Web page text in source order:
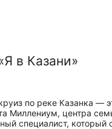
в Казани»
по реке Казанка
Миллениум, центра
специалист,